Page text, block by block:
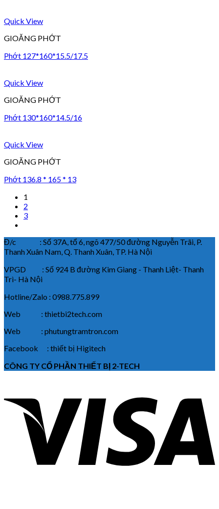
Quick View
GIOĂNG PHỚT
Phớt 127*160*15.5/17.5
Quick View
GIOĂNG PHỚT
Phớt 130*160*14.5/16
Quick View
GIOĂNG PHỚT
Phớt 136.8 * 165 * 13
1
2
3
Đ/c : Số 37A, tổ 6, ngõ 477/50 đường Nguyễn Trãi, P.
Thanh Xuân Nam, Q. Thanh Xuân, TP. Hà Nội
VPGD : Số 924 B đường Kim Giang - Thanh Liệt- Thanh
Trì- Hà Nội
Hotline/Zalo : 0988.775.899
Web : thietbi2tech.com
Web : phutungtramtron.com
Facebook : thiết bị Higitech
CÔNG TY CỔ PHẦN THIẾT BỊ 2-TECH